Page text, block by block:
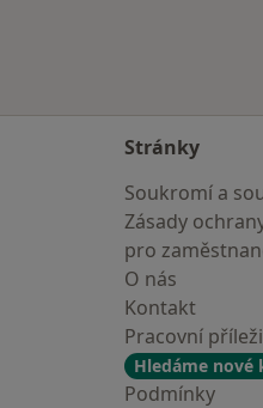
Stránky
Soukromí a
Zásady
pro
O nás
Kontakt
Pracovní
Hledáme nové
Podmínky